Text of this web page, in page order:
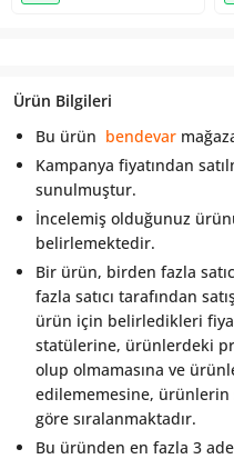
Ürün Bilgileri
Bu ürün bendevar
Kampanya fiyatından
sunulmuştur.
İncelemiş olduğunuz
belirlemektedir.
Bir ürün, birden fazla
fazla satıcı tarafından
ürün için belirledikleri
statülerine, ürünlerdeki
olup olmamasına ve
edilememesine,
göre sıralanmaktadır.
Bu üründen en fazla 3